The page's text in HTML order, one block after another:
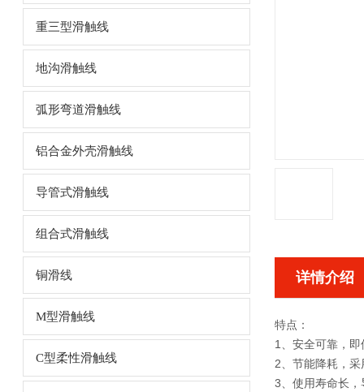
重三型滑触线
地沟滑触线
弧形弯道滑触线
铝合金外壳滑触线
导管式滑触线
组合式滑触线
铜滑线
M型滑触线
C型柔性滑触线
详情介绍
特点：
1、安全可靠，
2、节能降耗，
3、使用寿命长